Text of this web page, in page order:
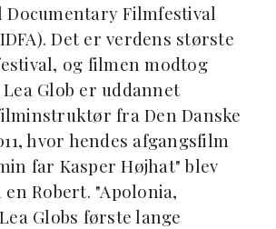
Filmfestival
Det er verdens største
og filmen modtog
Glob er uddannet
fra Den Danske
hvor hendes afgangsfilm
far Kasper Højhat" blev
Robert. "Apolonia,
Globs første lange